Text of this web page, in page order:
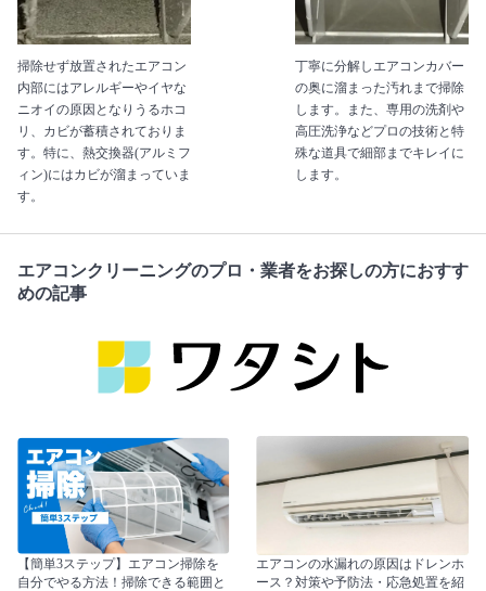
掃除せず放置されたエアコン
内部にはアレルギーやイヤな
ニオイの原因となりうるホコ
リ、カビが蓄積されておりま
す。特に、熱交換器(アルミフ
ィン)にはカビが溜まっていま
す。
丁寧に分解しエアコンカバー
の奥に溜まった汚れまで掃除
します。また、専用の洗剤や
高圧洗浄などプロの技術と特
殊な道具で細部までキレイに
します。
エアコンクリーニングのプロ・業者をお探しの方におすす
めの記事
【簡単3ステップ】エアコン掃除を
自分でやる方法！掃除できる範囲と
エアコンの水漏れの原因はドレンホ
ース？対策や予防法・応急処置を紹